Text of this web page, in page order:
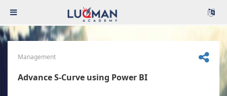
Management
Advance S-Curve using Power BI